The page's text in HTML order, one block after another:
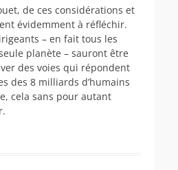
de ces considérations et
évidemment à réfléchir.
– en fait tous les
planète – sauront être
des voies qui répondent
des 8 milliards d’humains
cela sans pour autant